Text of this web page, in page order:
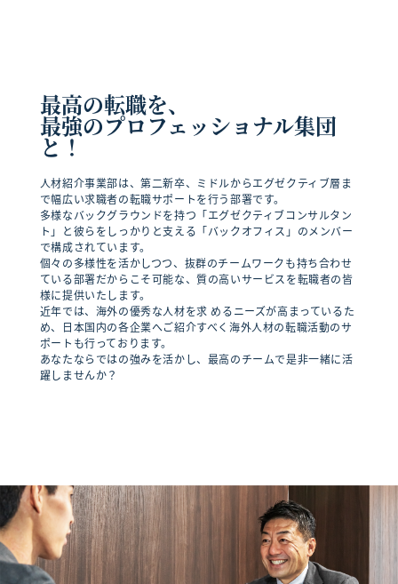
最高の転職を、
最強のプロフェッショナル集団
と！
人材紹介事業部は、第二新卒、ミドルからエグゼクティブ層ま
で幅広い求職者の転職サポートを行う部署です。
多様なバックグラウンドを持つ「エグゼクティブコンサルタン
ト」と彼らをしっかりと支える「バックオフィス」のメンバー
で構成されています。
個々の多様性を活かしつつ、抜群のチームワークも持ち合わせ
ている部署だからこそ可能な、質の高いサービスを転職者の皆
様に提供いたします。
近年では、海外の優秀な人材を求 めるニーズが高まっているた
め、日本国内の各企業へご紹介すべく海外人材の転職活動のサ
ポートも行っております。
あなたならではの強みを活かし、最高のチームで是非一緒に活
躍しませんか？